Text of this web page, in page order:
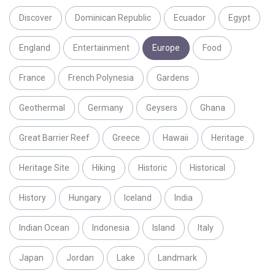
Discover Dominican Republic Ecuador Egypt
England Entertainment Europe Food
France French Polynesia Gardens
Geothermal Germany Geysers Ghana
Great Barrier Reef Greece Hawaii Heritage
Heritage Site Hiking Historic Historical
History Hungary Iceland India
Indian Ocean Indonesia Island Italy
Japan Jordan Lake Landmark